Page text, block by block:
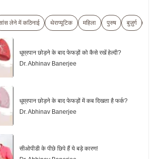
लेने में कठिनाई थेराप्यूटिक महिला पुरुष बुज़ुर्ग
धूम्रपान छोड़ने के बाद फेफड़ों को कैसे रखें हेल्दी?
Dr. Abhinav Banerjee
धूम्रपान छोड़ने के बाद फेफड़ों में कब दिखता है फर्क?
Dr. Abhinav Banerjee
सीओपीडी के पीछे छिपे हैं ये बड़े कारण!